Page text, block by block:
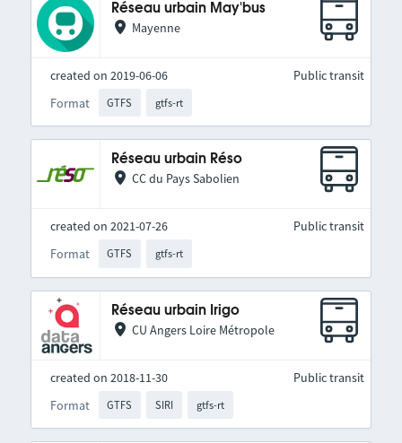
Réseau urbain May'bus
Mayenne
created on 2019-06-06
Format
GTFS gtfs-rt
Public transit
Réseau urbain Réso
CC du Pays Sabolien
created on 2021-07-26
Format
GTFS gtfs-rt
Public transit
Réseau urbain Irigo
CU Angers Loire Métropole
created on 2018-11-30
Format
GTFS SIRI gtfs-rt
Public transit